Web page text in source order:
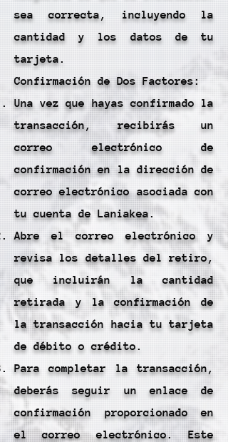
sea correcta, incluyendo la
cantidad y los datos de tu
tarjeta.
Confirmación de Dos Factores:
Una vez que hayas confirmado la
transacción, recibirás un
correo electrónico de
confirmación en la dirección de
correo electrónico asociada con
tu cuenta de Laniakea.
Abre el correo electrónico y
revisa los detalles del retiro,
que incluirán la cantidad
retirada y la confirmación de
la transacción hacia tu tarjeta
de débito o crédito.
Para completar la transacción,
deberás seguir un enlace de
confirmación proporcionado en
el correo electrónico. Este